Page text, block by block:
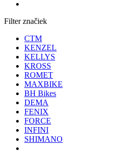
Filter značiek
CTM
KENZEL
KELLYS
KROSS
ROMET
MAXBIKE
BH Bikes
DEMA
FENIX
FORCE
INFINI
SHIMANO